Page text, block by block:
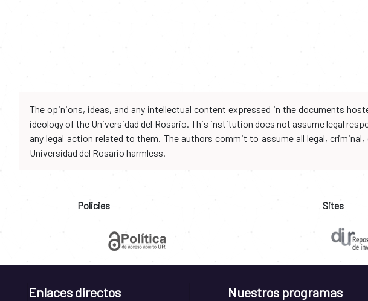
The opinions, ideas, and any intellectual content expressed in the documents
ideology of the Universidad del Rosario. This institution does not assume legal
any legal action related to them. The authors commit to assume all legal,
Universidad del Rosario harmless.
Policies Sites
Enlaces directos Nuestros programas